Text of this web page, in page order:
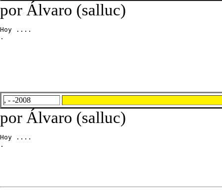
por Álvaro (salluc)
Hoy ....
.
, - -2008
por Álvaro (salluc)
Hoy ....
.